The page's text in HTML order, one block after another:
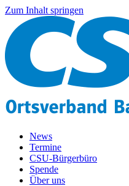
Zum Inhalt springen
News
Termine
CSU-Bürgerbüro
Spende
Über uns